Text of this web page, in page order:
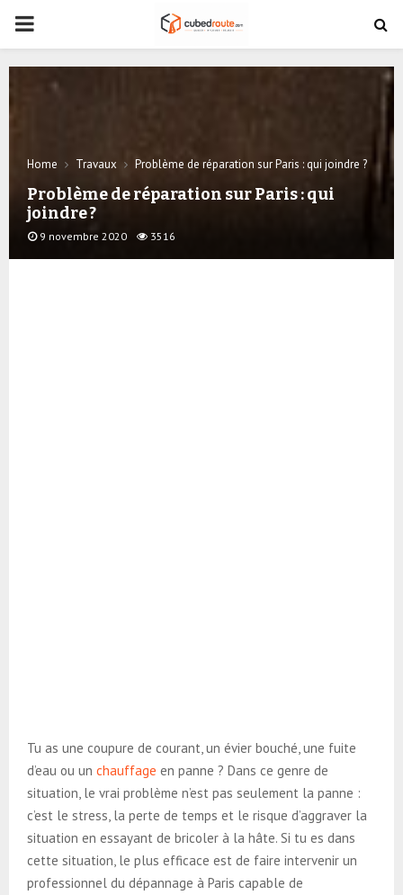
PRIMARY
MENU
Home Travaux Problème de réparation sur Paris : qui joindre ?
Problème de réparation sur Paris : qui
joindre ?
9 novembre 2020 3516
Tu as une coupure de courant, un évier bouché, une fuite
d’eau ou un chauffage en panne ? Dans ce genre de
situation, le vrai problème n’est pas seulement la panne :
c’est le stress, la perte de temps et le risque d’aggraver la
situation en essayant de bricoler à la hâte. Si tu es dans
cette situation, le plus efficace est de faire intervenir un
professionnel du dépannage à Paris capable de